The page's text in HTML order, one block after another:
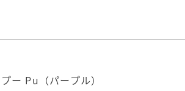
ー Pu（パープル）